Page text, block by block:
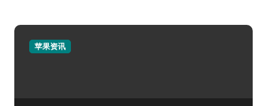
苹果资讯